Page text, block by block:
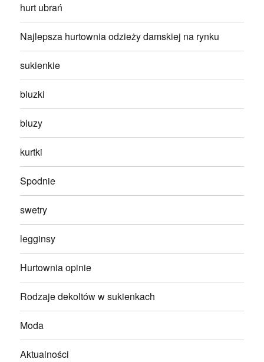
hurt ubrań
Najlepsza hurtownia odzieży damskiej na rynku
sukienkie
bluzki
bluzy
kurtki
Spodnie
swetry
legginsy
Hurtownia opinie
Rodzaje dekoltów w sukienkach
Moda
Aktualności